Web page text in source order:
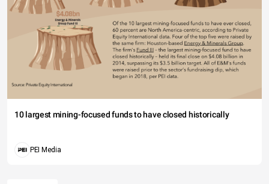
10 largest mining-focused funds to have closed historically
PEI Media